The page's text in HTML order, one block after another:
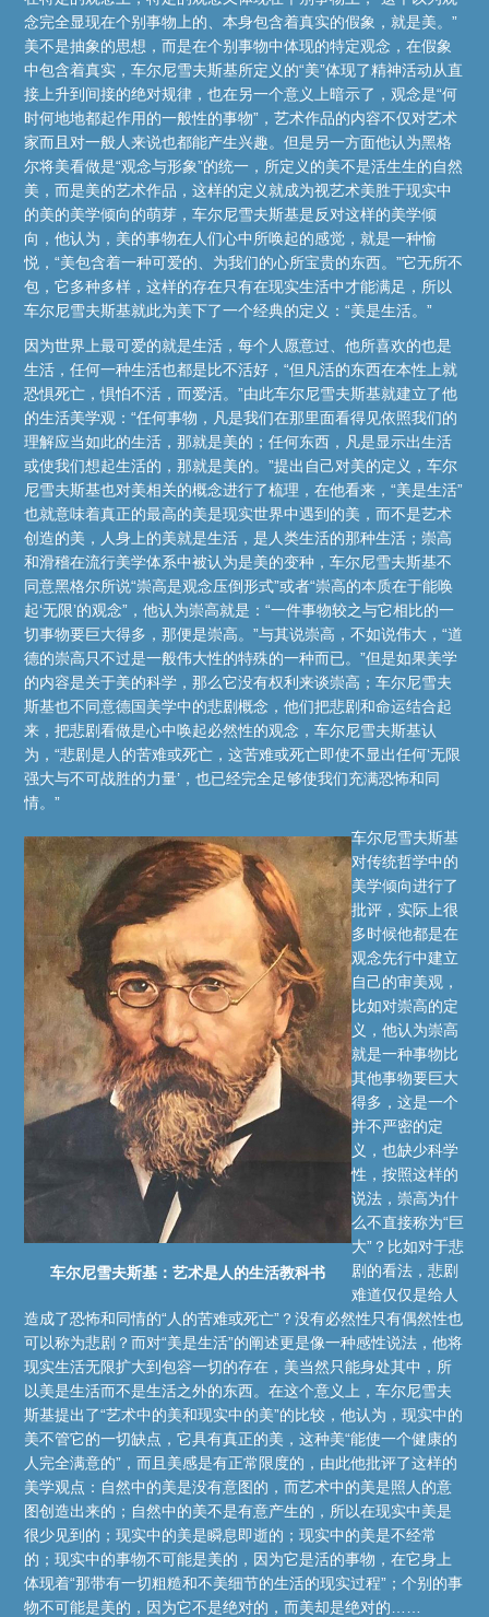
念完全显现在个别事物上的、本身包含着真实的假象，就是美。”
美不是抽象的思想，而是在个别事物中体现的特定观念，在假象
中包含着真实，车尔尼雪夫斯基所定义的“美”体现了精神活动从直
接上升到间接的绝对规律，也在另一个意义上暗示了，观念是“何
时何地地都起作用的一般性的事物”，艺术作品的内容不仅对艺术
家而且对一般人来说也都能产生兴趣。但是另一方面他认为黑格
尔将美看做是“观念与形象”的统一，所定义的美不是活生生的自然
美，而是美的艺术作品，这样的定义就成为视艺术美胜于现实中
的美的美学倾向的萌芽，车尔尼雪夫斯基是反对这样的美学倾
向，他认为，美的事物在人们心中所唤起的感觉，就是一种愉
悦，“美包含着一种可爱的、为我们的心所宝贵的东西。”它无所不
包，它多种多样，这样的存在只有在现实生活中才能满足，所以
车尔尼雪夫斯基就此为美下了一个经典的定义：“美是生活。”
因为世界上最可爱的就是生活，每个人愿意过、他所喜欢的也是
生活，任何一种生活也都是比不活好，“但凡活的东西在本性上就
恐惧死亡，惧怕不活，而爱活。”由此车尔尼雪夫斯基就建立了他
的生活美学观：“任何事物，凡是我们在那里面看得见依照我们的
理解应当如此的生活，那就是美的；任何东西，凡是显示出生活
或使我们想起生活的，那就是美的。”提出自己对美的定义，车尔
尼雪夫斯基也对美相关的概念进行了梳理，在他看来，“美是生活”
也就意味着真正的最高的美是现实世界中遇到的美，而不是艺术
创造的美，人身上的美就是生活，是人类生活的那种生活；崇高
和滑稽在流行美学体系中被认为是美的变种，车尔尼雪夫斯基不
同意黑格尔所说“崇高是观念压倒形式”或者“崇高的本质在于能唤
起‘无限’的观念”，他认为崇高就是：“一件事物较之与它相比的一
切事物要巨大得多，那便是崇高。”与其说崇高，不如说伟大，“道
德的崇高只不过是一般伟大性的特殊的一种而已。”但是如果美学
的内容是关于美的科学，那么它没有权利来谈崇高；车尔尼雪夫
斯基也不同意德国美学中的悲剧概念，他们把悲剧和命运结合起
来，把悲剧看做是心中唤起必然性的观念，车尔尼雪夫斯基认
为，“悲剧是人的苦难或死亡，这苦难或死亡即使不显出任何‘无限
强大与不可战胜的力量’，也已经完全足够使我们充满恐怖和同
情。”
车尔尼雪夫斯基：艺术是人的生活教科书
车尔尼雪夫斯基
对传统哲学中的
美学倾向进行了
批评，实际上很
多时候他都是在
观念先行中建立
自己的审美观，
比如对崇高的定
义，他认为崇高
就是一种事物比
其他事物要巨大
得多，这是一个
并不严密的定
义，也缺少科学
性，按照这样的
说法，崇高为什
么不直接称为“巨
大”？比如对于悲
剧的看法，悲剧
难道仅仅是给人
造成了恐怖和同情的“人的苦难或死亡”？没有必然性只有偶然性也
可以称为悲剧？而对“美是生活”的阐述更是像一种感性说法，他将
现实生活无限扩大到包容一切的存在，美当然只能身处其中，所
以美是生活而不是生活之外的东西。在这个意义上，车尔尼雪夫
斯基提出了“艺术中的美和现实中的美”的比较，他认为，现实中的
美不管它的一切缺点，它具有真正的美，这种美“能使一个健康的
人完全满意的”，而且美感是有正常限度的，由此他批评了这样的
美学观点：自然中的美是没有意图的，而艺术中的美是照人的意
图创造出来的；自然中的美不是有意产生的，所以在现实中美是
很少见到的；现实中的美是瞬息即逝的；现实中的美是不经常
的；现实中的事物不可能是美的，因为它是活的事物，在它身上
体现着“那带有一切粗糙和不美细节的生活的现实过程”；个别的事
物不可能是美的，因为它不是绝对的，而美却是绝对的……